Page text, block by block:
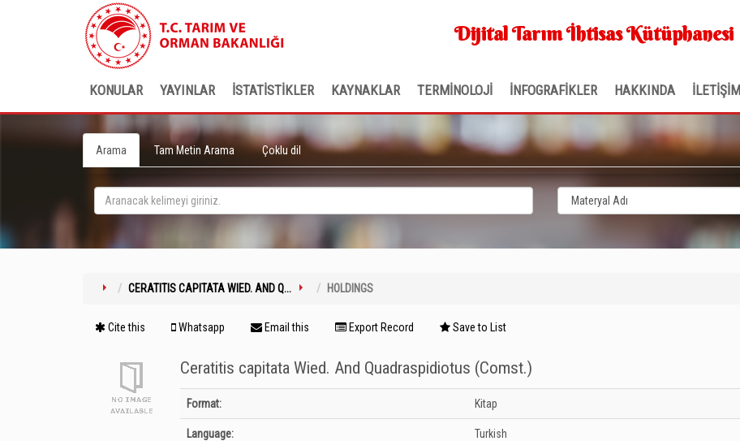
Dijital Tarım İhtisas Kütüphanesi
KONULAR YAYINLAR İSTATİSTİKLER KAYNAKLAR TERMİNOLOJİ İNFOGRAFİKLER HAKKINDA İLETİŞİM
Arama Tam Metin Arama Çoklu dil
CERATITIS CAPITATA WIED. AND Q... HOLDINGS
Cite this Whatsapp Email this Export Record Save to List
Ceratitis capitata Wied. And Quadraspidiotus (Comst.)
Bibliographic Details
Format: Kitap
Language: Turkish